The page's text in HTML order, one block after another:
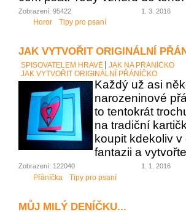
Zobrazení: 95422 1. 3. 2016
Horor Tipy pro psaní
JAK VYTVOŘIT ORIGINÁLNÍ
SPISOVATELEM HRAVĚ
JAK NA PŘÁNÍČKO
JAK VYTVOŘIT ORIGINÁLNÍ PŘÁNÍČKO
Každý už asi
narozeninové
to tentokrát
na tradiční
koupit kdekoliv
fantazii a
Zobrazení: 122040 1. 1. 2016
Přáníčka Tipy pro psaní
MŮJ MILÝ DENÍČKU...